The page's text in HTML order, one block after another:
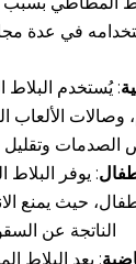
في عدة
: يُستخدم
وصالات الألعاب
الصدمات وتقليل
: يوفر
حيث يمنع
الناتجة عن
: يعد البلاط